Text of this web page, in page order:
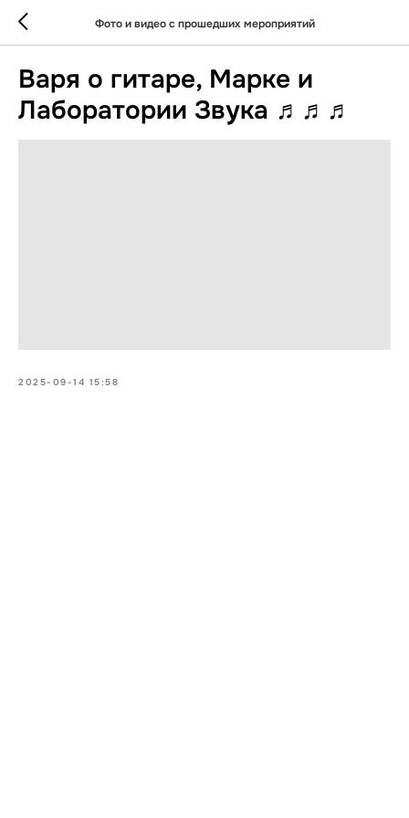
Фото и видео с прошедших мероприятий
Варя о гитаре, Марке и
Лаборатории Звука ♬♬♬
2025-09-14 15:58